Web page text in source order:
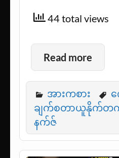
44 total views
Read more
အားကစား ဂ
ချက်စတာယူနိုက်တ
နက်ဇ်